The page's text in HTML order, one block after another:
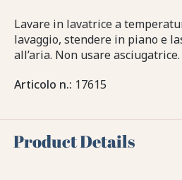
Lavare in lavatrice a
lavaggio, stendere in piano e
all’aria. Non usare asciugatrice.
Articolo n.: 17615
Product Details